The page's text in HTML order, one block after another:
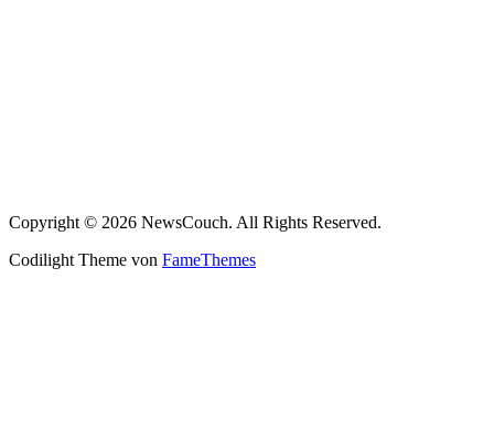
Copyright © 2026 NewsCouch. All Rights Reserved.
Codilight Theme von FameThemes